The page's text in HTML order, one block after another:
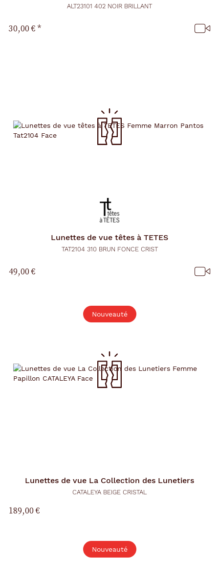
ALT23101 402 NOIR BRILLANT
30,00 €*
Lunettes de vue têtes à TETES
TAT2104 310 BRUN FONCE CRIST
49,00 €
Nouveauté
Lunettes de vue La Collection des Lunetiers
CATALEYA BEIGE CRISTAL
189,00 €
Nouveauté